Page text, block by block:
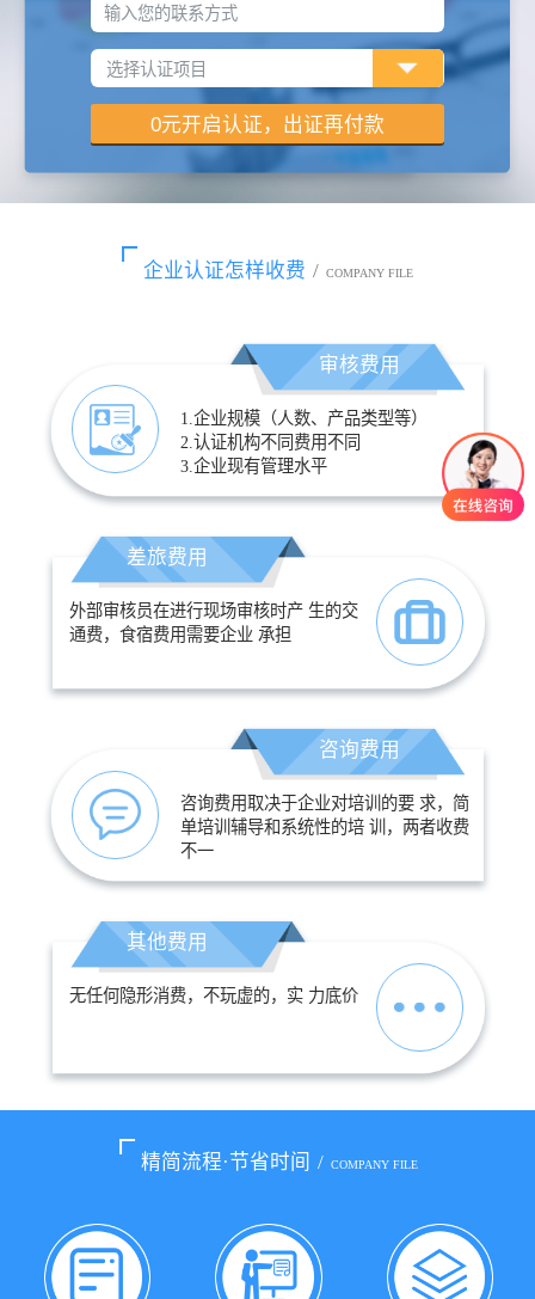
输入您的联系方式
企业认证怎样收费 / COMPANY FILE
审核费用
1.企业规模（人数、产品类型等）
2.认证机构不同费用不同
3.企业现有管理水平
差旅费用
外部审核员在进行现场审核时产 生的交
通费，食宿费用需要企业 承担
咨询费用
咨询费用取决于企业对培训的要 求，简
单培训辅导和系统性的培 训，两者收费
不一
其他费用
无任何隐形消费，不玩虚的，实 力底价
精简流程·节省时间 / COMPANY FILE